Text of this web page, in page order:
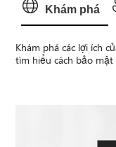
Khám phá
Khám phá các lợi ích
tìm hiểu cách bảo